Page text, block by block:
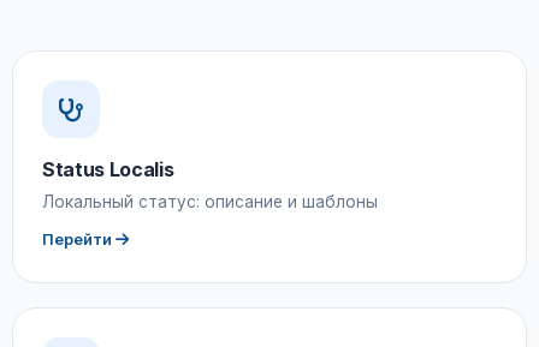
Status Localis
Локальный статус: описание и шаблоны
Перейти